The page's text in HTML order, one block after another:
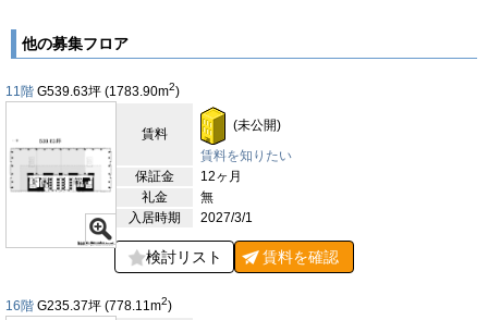
2,900mm、グリッド天井、OAフロア、個別空調、室外男女別ト
イレを完備し、電動ブラインドや自動調光センサーを採用するな
の大きさを活かし、食堂やシェアオフィスなどの付帯施設を併設
予定で、入居企業の業務効率や交流促進に対応可能です。建物周
辺には緑豊かな広場も整備され、都市の喧騒の中でもリフレッシ
ュできる環境が広がっています。エレベーターは11基を備え、
大規模オフィスでもスムーズな動線を確保。セキュリティ面も万
全で、快適性と安全性を兼ね備えた次世代型オフィスとして注目
されています。「(仮称)大崎コアプロジェクト」は、大規模かつ
柔軟性の高いオフィス空間に加え、都市機能や自然環境を融合し
た理想的なビジネス拠点として、企業活動を力強く支える存在と
なるでしょう。
他の募集フロア
11階 G539.63坪 (1783.90m2)
賃料
(未公開)
賃料を知りたい
保証金
12ヶ月
礼金
無
入居時期
2027/3/1
検討リスト 賃料を確認
16階 G235.37坪 (778.11m2)